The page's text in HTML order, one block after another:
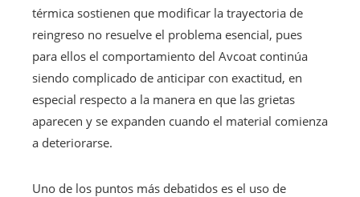
térmica sostienen que modificar la trayectoria de
reingreso no resuelve el problema esencial, pues
para ellos el comportamiento del Avcoat continúa
siendo complicado de anticipar con exactitud, en
especial respecto a la manera en que las grietas
aparecen y se expanden cuando el material comienza
a deteriorarse.
Uno de los puntos más debatidos es el uso de